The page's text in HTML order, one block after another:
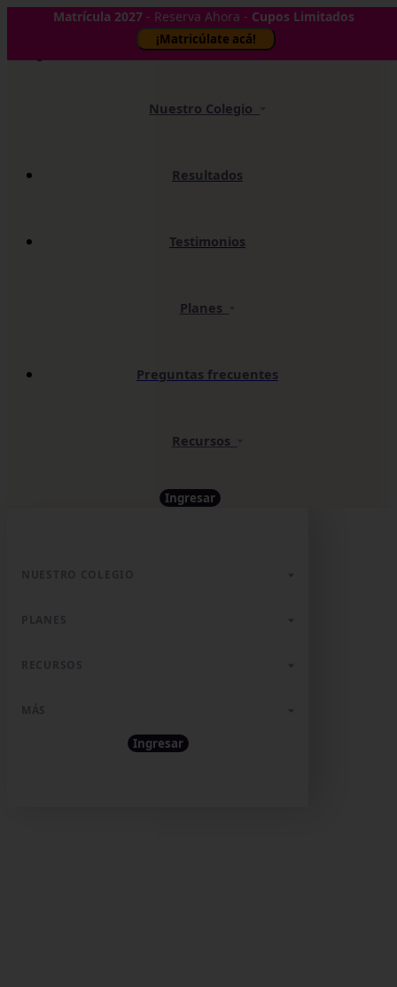
Matrícula 2027 - Reserva Ahora - Cupos Limitados
¡Matricúlate acá!
Nuestro Colegio
Resultados
Testimonios
Planes
Preguntas frecuentes
Recursos
Ingresar
Ingresar